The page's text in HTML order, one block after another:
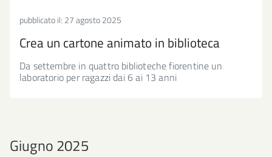
pubblicato il: 27 agosto 2025
Crea un cartone animato in biblioteca
Da settembre in quattro biblioteche fiorentine un
laboratorio per ragazzi dai 6 ai 13 anni
Giugno 2025